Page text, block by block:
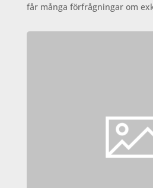
får många förfrågningar om